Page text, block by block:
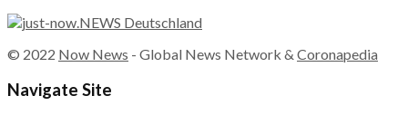
© 2022 Now News - Global News Network & Coronapedia
Navigate Site